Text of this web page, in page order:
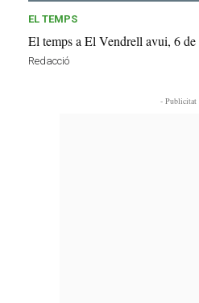
EL TEMPS
El temps a El Vendrell avui, 6
Redacció
- Publicitat